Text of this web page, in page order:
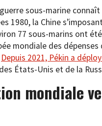
sous-marine
1980, la Chine
77 sous-marins ont
mondiale des
Depuis 2021, Pékin a
États-Unis et de la
mondiale